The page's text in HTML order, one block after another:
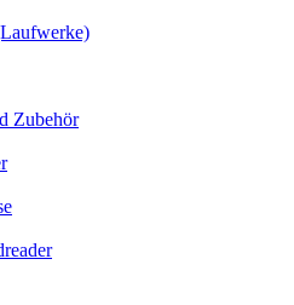
Zubehör